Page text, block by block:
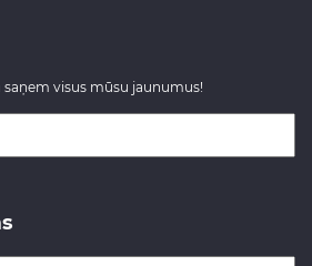
saņem visus mūsu jaunumus!